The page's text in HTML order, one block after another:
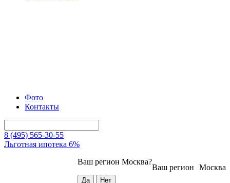
Фото
Контакты
8 (495) 565-30-55
Льготная ипотека 6%
Москва
Ваш регион
Ваш регион Москва?